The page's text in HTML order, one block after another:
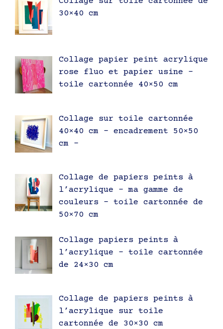
30×40 cm
Collage papier peint acrylique
rose fluo et papier usine –
toile cartonnée 40×50 cm
Collage sur toile cartonnée
40×40 cm – encadrement 50×50
cm –
Collage de papiers peints à
l’acrylique – ma gamme de
couleurs – toile cartonnée de
50×70 cm
Collage papiers peints à
l’acrylique – toile cartonnée
de 24×30 cm
Collage de papiers peints à
l’acrylique sur toile
cartonnée de 30×30 cm